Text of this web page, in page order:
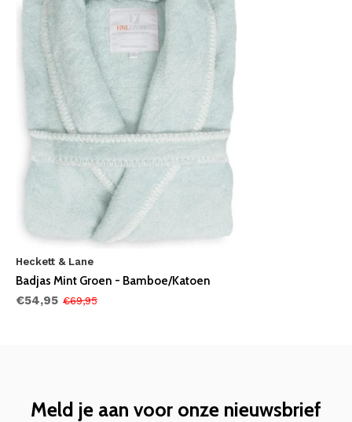
Heckett & Lane
Badjas Mint Groen - Bamboe/Katoen
€54,95 €69,95
Meld je aan voor onze nieuwsbrief